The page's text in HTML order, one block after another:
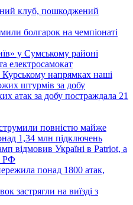
клуб, пошкоджений
болгарок на чемпіонаті
у Сумському районі
електросамокат
напрямках наші
штурмів за добу
атак за добу постраждала 21
повністю майже
1,34 млн підключень
відмовив Україні в Patriot, а
РФ
понад 1800 атак,
застрягли на виїзді з